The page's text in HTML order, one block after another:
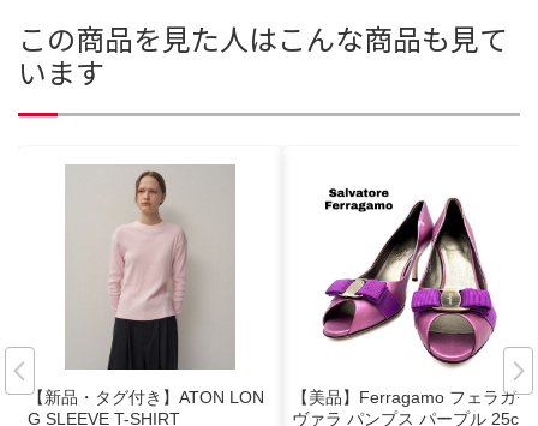
この商品を見た人はこんな商品も見て
います
【新品・タグ付き】ATON LON
G SLEEVE T-SHIRT
【美品】Ferragamo フェラガモ
ヴァラ パンプス パープル 25cm